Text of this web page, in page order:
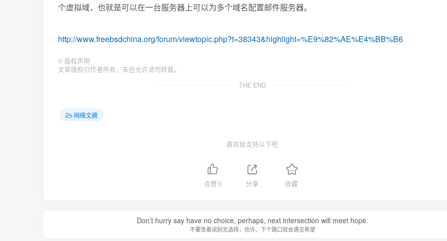
个虚拟域，也就是可以在一台服务器上可以为多个域名配置邮件服务器。
http://www.freebsdchina.org/forum/viewtopic.php?t=38343&highlight=%E9%82%AE%E4%BB%B6
© 版权声明
文章版权归作者所有，未经允许请勿转载。
THE END
网络文摘
喜欢就支持以下吧
点赞0 分享 收藏
Don’t hurry say have no choice, perhaps, next intersection will meet hope.
不要急着说别无选择，也许、下个路口就会遇见希望